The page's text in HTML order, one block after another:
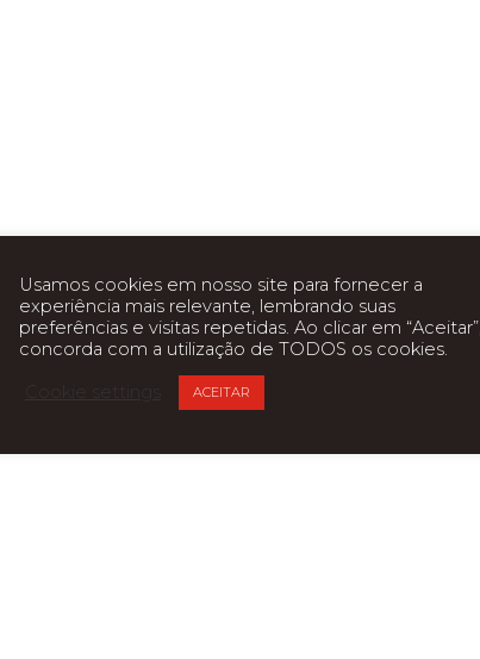
Usamos cookies em nosso site para fornecer a
experiência mais relevante, lembrando suas
preferências e visitas repetidas. Ao clicar em “Aceitar”,
concorda com a utilização de TODOS os cookies.
ACEITAR